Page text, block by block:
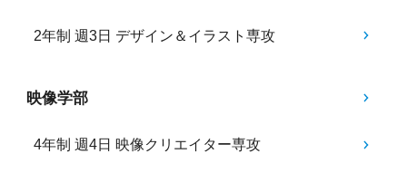
2年制 週3日 デザイン＆イラスト専攻
映像学部
4年制 週4日 映像クリエイター専攻